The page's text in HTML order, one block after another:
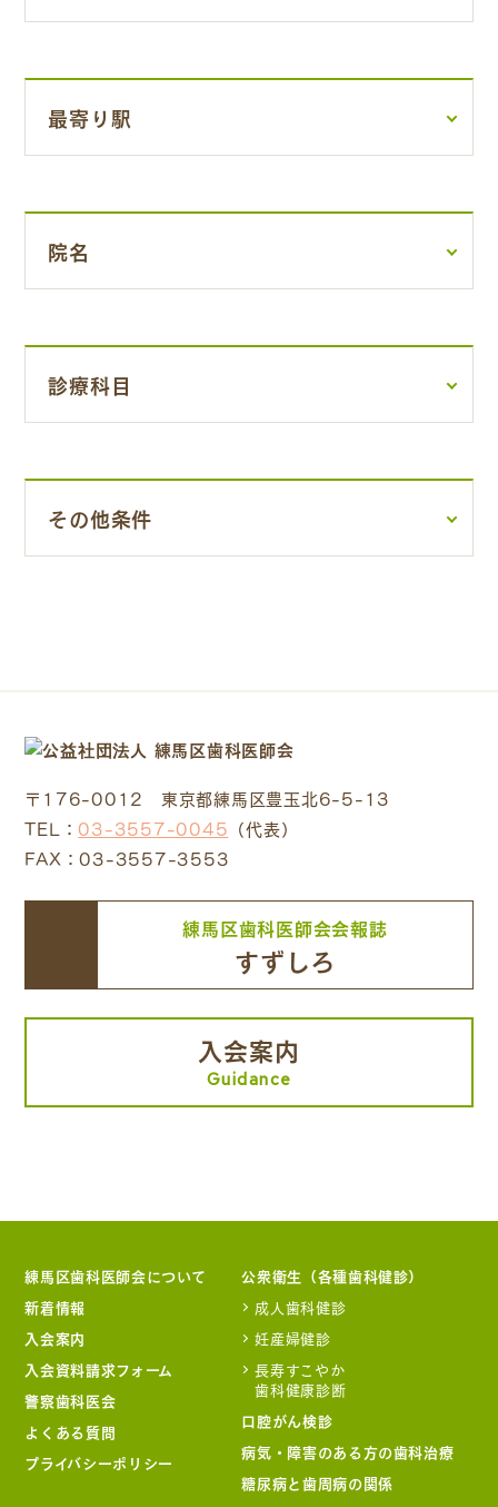
最寄り駅
院名
診療科目
その他条件
〒176-0012 東京都練馬区豊玉北6-5-13
TEL：03-3557-0045 （代表）
FAX：03-3557-3553
練馬区歯科医師会会報誌
すずしろ
入会案内
Guidance
練馬区歯科医師会について
新着情報
入会案内
入会資料請求フォーム
警察歯科医会
よくある質問
プライバシーポリシー
公衆衛生（各種歯科健診）
成人歯科健診
妊産婦健診
長寿すこやか
歯科健康診断
口腔がん検診
病気・障害のある方の歯科治療
糖尿病と歯周病の関係